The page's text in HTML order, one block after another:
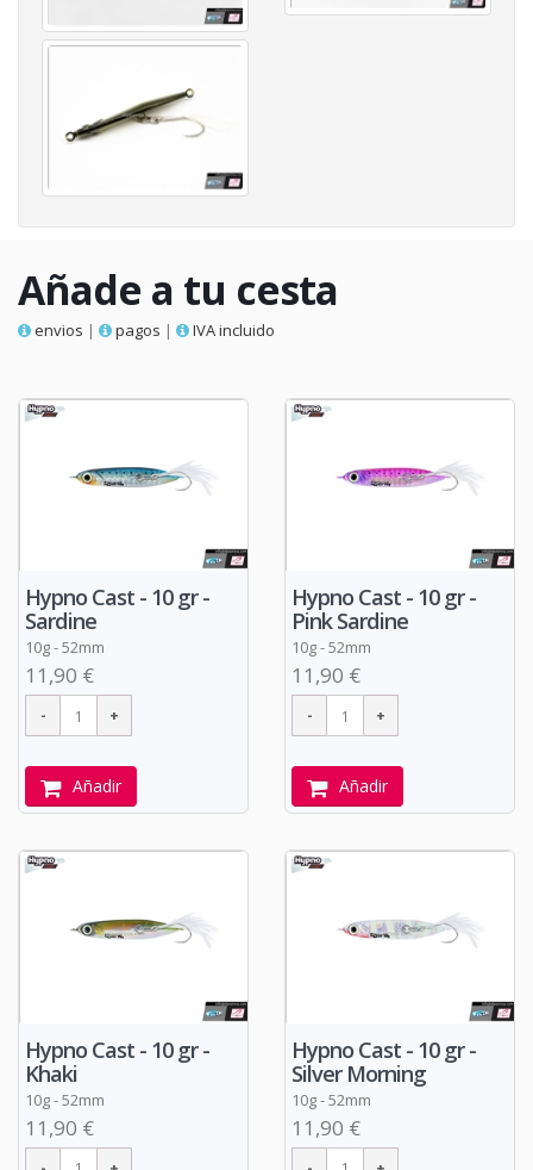
Añade a tu cesta
envios | pagos | IVA incluido
Hypno Cast - 10 gr -
Sardine
10g - 52mm
11,90 €
Añadir
Hypno Cast - 10 gr -
Pink Sardine
10g - 52mm
11,90 €
Añadir
Hypno Cast - 10 gr -
Khaki
10g - 52mm
11,90 €
Hypno Cast - 10 gr -
Silver Morning
10g - 52mm
11,90 €